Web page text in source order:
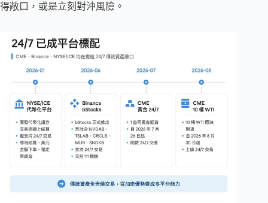
得敞口，或是立刻對沖風險。